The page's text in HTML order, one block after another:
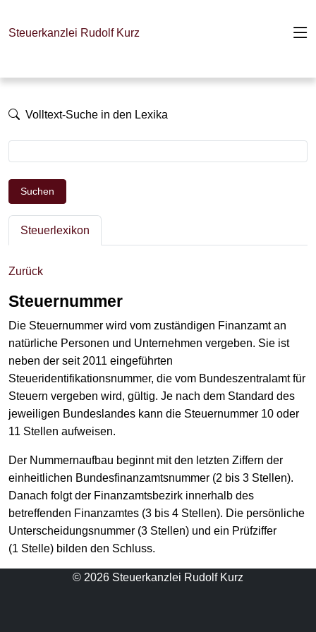
Steuerkanzlei Rudolf Kurz
Volltext-Suche in den Lexika
Suchen
Steuerlexikon
Zurück
Steuernummer
Die Steuernummer wird vom zuständigen Finanzamt an
natürliche Personen und Unternehmen vergeben. Sie ist
neben der seit 2011 eingeführten
Steueridentifikationsnummer, die vom Bundeszentralamt für
Steuern vergeben wird, gültig. Je nach dem Standard des
jeweiligen Bundeslandes kann die Steuernummer 10 oder
11 Stellen aufweisen.
Der Nummernaufbau beginnt mit den letzten Ziffern der
einheitlichen Bundesfinanzamtsnummer (2 bis 3 Stellen).
Danach folgt der Finanzamtsbezirk innerhalb des
betreffenden Finanzamtes (3 bis 4 Stellen). Die persönliche
Unterscheidungsnummer (3 Stellen) und ein Prüfziffer
(1 Stelle) bilden den Schluss.
© 2026 Steuerkanzlei Rudolf Kurz